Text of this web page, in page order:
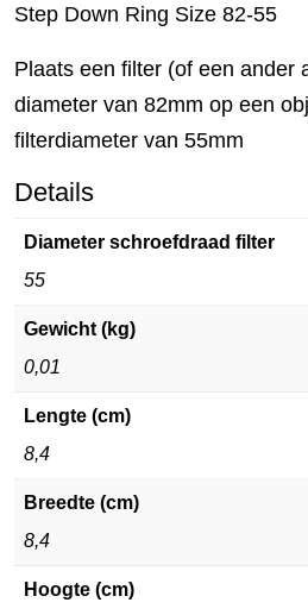
Step Down Ring Size 82-55
Plaats een filter (of een ander
diameter van 82mm op een
filterdiameter van 55mm
Details
Diameter schroefdraad filter
55
Gewicht (kg)
0,01
Lengte (cm)
8,4
Breedte (cm)
8,4
Hoogte (cm)